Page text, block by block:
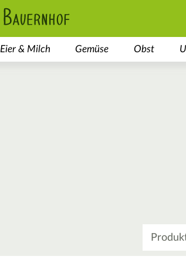
Eier & Milch Gemüse Obst